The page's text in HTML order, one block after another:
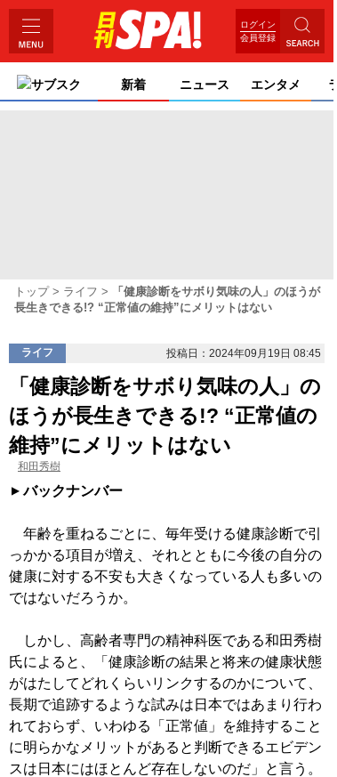
ログイン
会員登録
サブスク 新着 ニュース エンタメ
トップ ライフ
「健康診断をサボり気味の人」のほうが
長生きできる!? “正常値の維持”にメリットはない
ライフ 投稿日：2024年09月19日 08:45
「健康診断をサボり気味の人」の
ほうが長生きできる!? “正常値の
維持”にメリットはない
和田秀樹
バックナンバー
年齢を重ねるごとに、毎年受ける健康診断で引
っかかる項目が増え、それとともに今後の自分の
健康に対する不安も大きくなっている人も多いの
ではないだろうか。
しかし、高齢者専門の精神科医である和田秀樹
氏によると、「健康診断の結果と将来の健康状態
がはたしてどれくらいリンクするのかについて、
長期で追跡するような試みは日本ではあまり行わ
れておらず、いわゆる「正常値」を維持すること
に明らかなメリットがあると判断できるエビデン
スは日本にはほとんど存在しないのだ」と言う。